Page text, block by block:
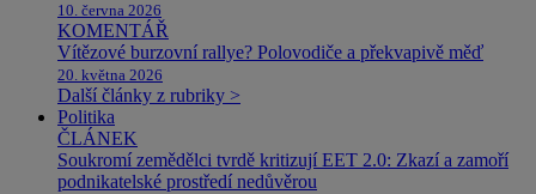
10. června 2026
KOMENTÁŘ
Vítězové burzovní rallye? Polovodiče a překvapivě měď
20. května 2026
Další články z rubriky >
Politika
ČLÁNEK
Soukromí zemědělci tvrdě kritizují EET 2.0: Zkazí a zamoří
podnikatelské prostředí nedůvěrou